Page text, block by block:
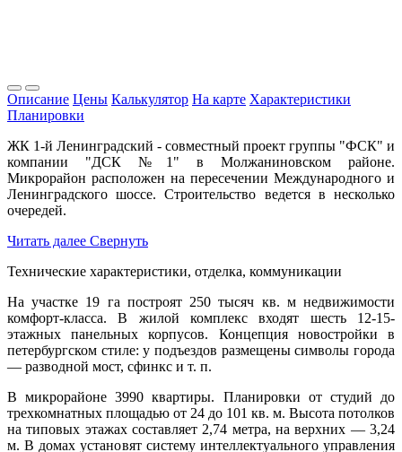
Описание Цены Калькулятор На карте Характеристики
Планировки
ЖК 1-й Ленинградский - совместный проект группы "ФСК" и
компании "ДСК №1" в Молжаниновском районе.
Микрорайон расположен на пересечении Международного и
Ленинградского шоссе. Строительство ведется в несколько
очередей.
Читать далее Свернуть
Технические характеристики, отделка, коммуникации
На участке 19 га построят 250 тысяч кв. м недвижимости
комфорт-класса. В жилой комплекс входят шесть 12-15-
этажных панельных корпусов. Концепция новостройки в
петербургском стиле: у подъездов размещены символы города
— разводной мост, сфинкс и т. п.
В микрорайоне 3990 квартиры. Планировки от студий до
трехкомнатных площадью от 24 до 101 кв. м. Высота потолков
на типовых этажах составляет 2,74 метра, на верхних — 3,24
м. В домах установят систему интеллектуального управления